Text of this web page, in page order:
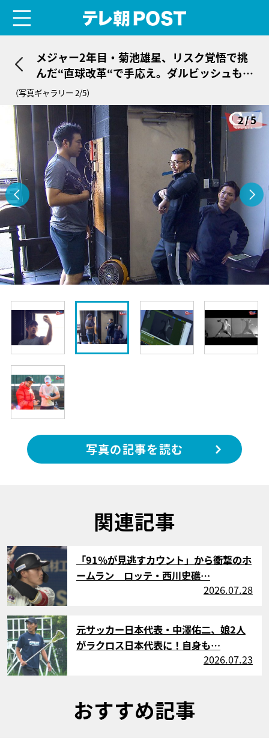
メジャー2年目・菊池雄星、リスク覚悟で挑
んだ“直球改革“で手応え。ダルビッシュも
「マジですごい」
（写真ギャラリー 2/5）
2/5
写真の記事を読む
関連記事
サムネイル
「91％が見逃すカウント」から衝撃のホ
ームラン ロッテ・西川史礁…
2026.07.28
サムネイル
元サッカー日本代表・中澤佑二、娘2人
がラクロス日本代表に！自身も…
2026.07.23
おすすめ記事